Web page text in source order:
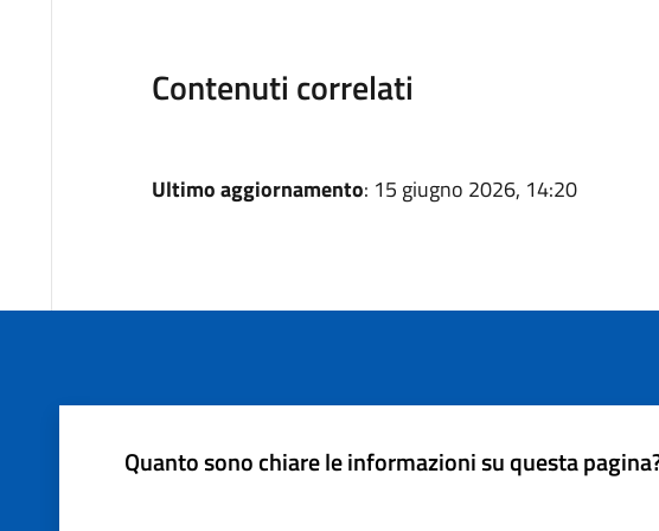
Contenuti correlati
Ultimo aggiornamento: 15 giugno 2026, 14:20
Quanto sono chiare le informazioni su questa